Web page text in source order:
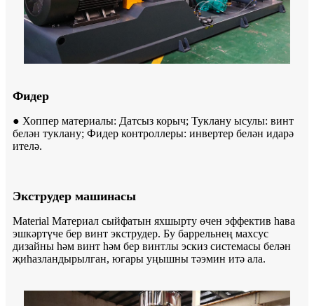
Фидер
● Хоппер материалы: Датсыз корыч; Туклану ысулы: винт
белән туклану; Фидер контроллеры: инвертер белән идарә
ителә.
Экструдер машинасы
Material Материал сыйфатын яхшырту өчен эффектив һава
эшкәртүче бер винт экструдер. Бу баррельнең махсус
дизайны һәм винт һәм бер винтлы эскиз системасы белән
җиһазландырылган, югары уңышны тәэмин итә ала.